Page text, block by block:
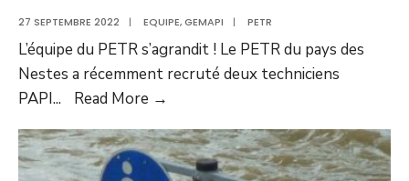
27 SEPTEMBRE 2022 | EQUIPE,GEMAPI | PETR
L’équipe du PETR s’agrandit ! Le PETR du pays des
Nestes a récemment recruté deux techniciens
PAPI... Read More →